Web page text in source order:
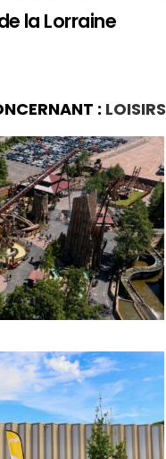
la Lorraine
: LOISIRS